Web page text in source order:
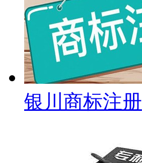
银川商标注册